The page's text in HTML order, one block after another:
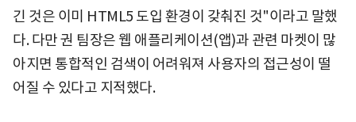
긴 것은 이미 HTML5 도입 환경이 갖춰진 것"이라고 말했
다. 다만 권 팀장은 웹 애플리케이션(앱)과 관련 마켓이 많
아지면 통합적인 검색이 어려워져 사용자의 접근성이 떨
어질 수 있다고 지적했다.